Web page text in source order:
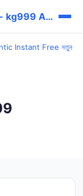
⭐ kg999 Authentic Bangladesh - kg999 Authentic Instant Free নতুন
Instant Free নতুন